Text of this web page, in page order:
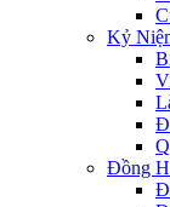
Kỷ
Đồng